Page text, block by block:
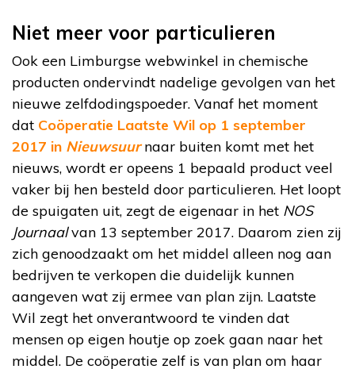
Niet meer voor particulieren
Ook een Limburgse webwinkel in chemische
producten ondervindt nadelige gevolgen van het
nieuwe zelfdodingspoeder. Vanaf het moment
dat Coöperatie Laatste Wil op 1 september
2017 in Nieuwsuurnaar buiten komt met het
nieuws, wordt er opeens 1 bepaald product veel
vaker bij hen besteld door particulieren. Het loopt
de spuigaten uit, zegt de eigenaar in het NOS
Journaalvan 13 september 2017. Daarom zien zij
zich genoodzaakt om het middel alleen nog aan
bedrijven te verkopen die duidelijk kunnen
aangeven wat zij ermee van plan zijn. Laatste
Wil zegt het onverantwoord te vinden dat
mensen op eigen houtje op zoek gaan naar het
middel. De coöperatie zelf is van plan om haar